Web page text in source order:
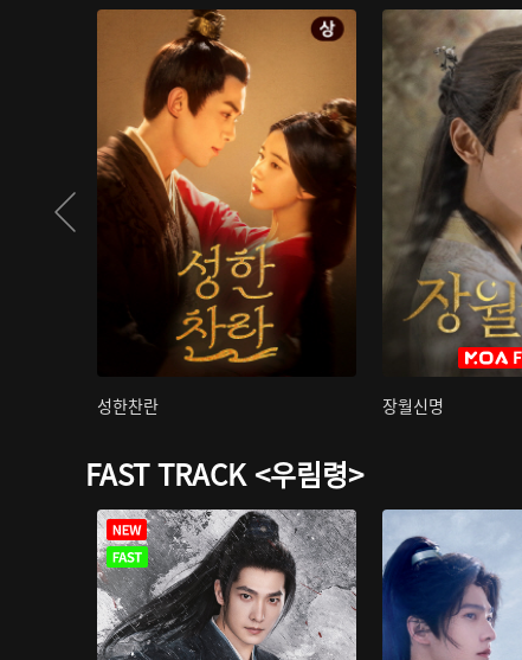
성한찬란 장월신명
FAST TRACK <우림령>